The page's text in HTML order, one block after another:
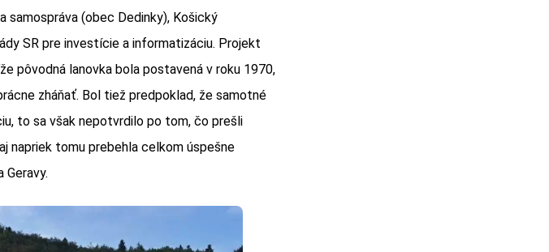
samospráva (obec Dedinky), Košický
SR pre investície a informatizáciu. Projekt
pôvodná lanovka bola postavená v roku 1970,
zháňať. Bol tiež predpoklad, že samotné
to sa však nepotvrdilo po tom, čo prešli
napriek tomu prebehla celkom úspešne
Geravy.